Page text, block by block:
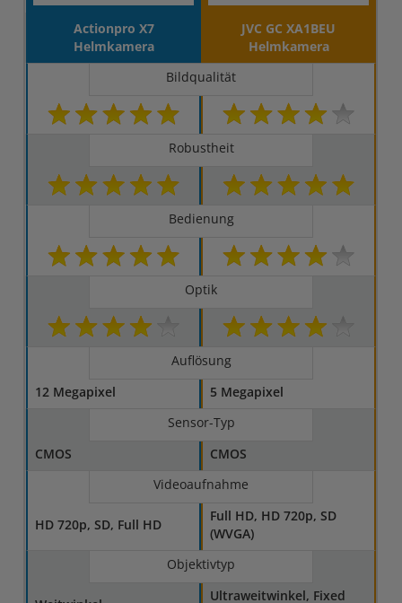
Actionpro X7
Helmkamera
JVC GC XA1BEU
Helmkamera
Bildqualität
Robustheit
Bedienung
Optik
Auflösung
12 Megapixel
5 Megapixel
Sensor-Typ
CMOS
CMOS
Videoaufnahme
HD 720p, SD, Full HD
Full HD, HD 720p, SD
(WVGA)
Objektivtyp
Ultraweitwinkel, Fixed